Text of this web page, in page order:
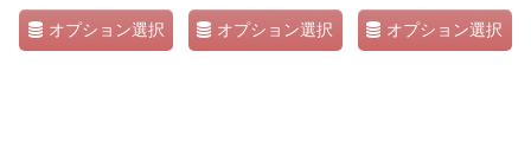
オプション選択 オプション選択 オプション選択